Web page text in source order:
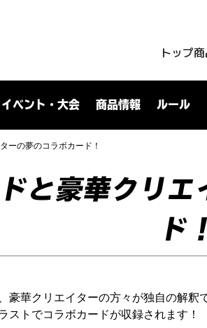
トップ
イベント・大会 商品情報 ルール
ーの夢のコラボカード！
と豪華クリ
ド！
豪華クリエイターの方々が独自の解釈
ストでコラボカードが収録されます！